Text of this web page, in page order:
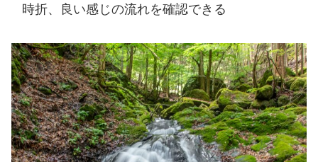
時折、良い感じの流れを確認できる